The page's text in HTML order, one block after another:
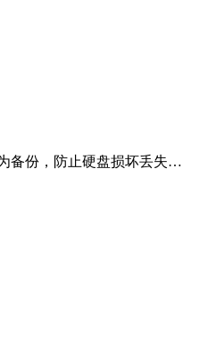
备份，防止硬盘损坏丢失…